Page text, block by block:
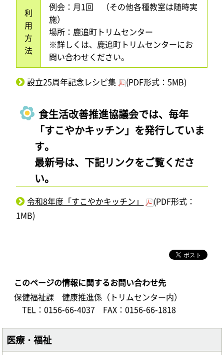
利
用
方
法
例会：月1回 （その他各種教室は随時実
施）
場所：鹿追町トリムセンター
※詳しくは、鹿追町トリムセンターにお
問い合わせください。
設立25周年記念レシピ集 (PDF形式：5MB)
食生活改善推進協議会では、毎年
「すこやかキッチン」を発行していま
す。
最新号は、下記リンクをご覧くださ
い。
令和8年度「すこやかキッチン」
(PDF形式：
1MB)
このページの情報に関するお問い合わせ先
保健福祉課 健康推進係（トリムセンター内）
TEL：0156-66-4037
FAX：0156-66-1818
医療・福祉